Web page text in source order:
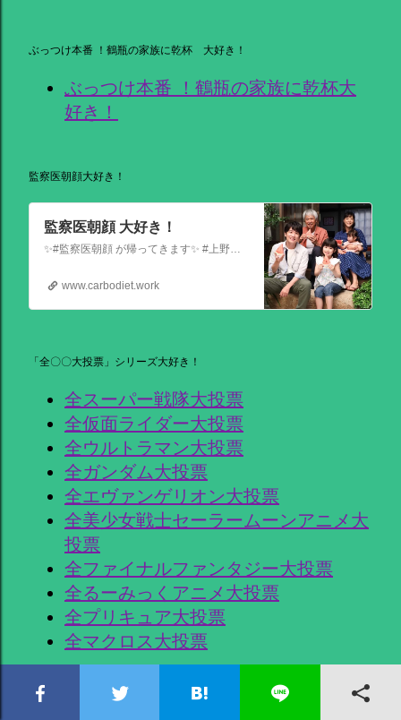
ぶっつけ本番 ！鶴瓶の家族に乾杯 大好き！
ぶっつけ本番 ！鶴瓶の家族に乾杯大
好き！
監察医朝顔大好き！
監察医朝顔 大好き！
✨#監察医朝顔 が帰ってきます✨ #上野樹里 主演 『監察医朝顔2025新春SP』 ＼＼1月3日(金)夜9時から／／ 法医学者であり母である 朝顔が人々の最期と向き合う… 父(#時任三郎)との別れ… そして桑原(#風間俊介)が託されたものとは… お正月にぜひ観ていただきたい 温かい物語です
www.carbodiet.work
「全〇〇大投票」シリーズ大好き！
全スーパー戦隊大投票
全仮面ライダー大投票
全ウルトラマン大投票
全ガンダム大投票
全エヴァンゲリオン大投票
全美少女戦士セーラームーンアニメ大
投票
全ファイナルファンタジー大投票
全るーみっくアニメ大投票
全プリキュア大投票
全マクロス大投票
日曜劇場大好き！